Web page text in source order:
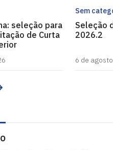
seleção para
de Curta
Sem
Seleção
2026.2
6 de